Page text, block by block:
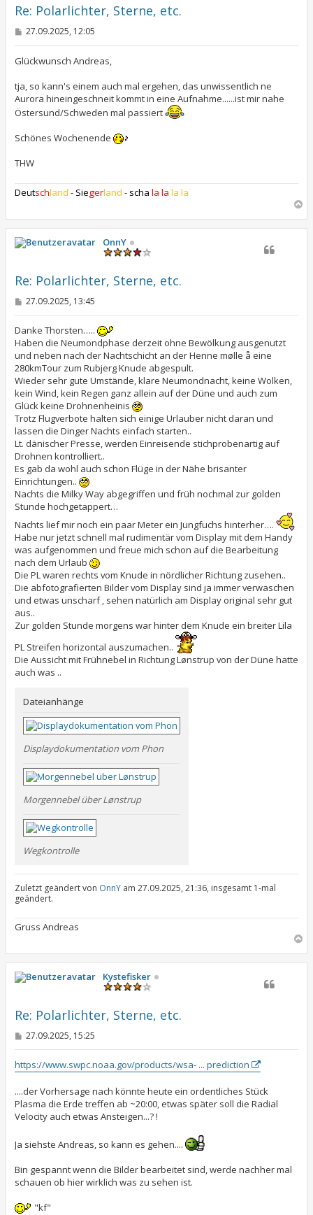
Re: Polarlichter, Sterne, etc.
B
i
t
g
27.09.2025, 12:05
Glückwunsch Andreas,
tja, so kann's einem auch mal ergehen, das unwissentlich ne
Aurora hineingeschneit kommt in eine Aufnahme......ist mir nahe
Östersund/Schweden mal passiert
Schönes Wochenende
THW
Deutschland - Siegerland - scha la la la la
c
OnnY
Re: Polarlichter, Sterne, etc.
B
t
r
a
g
27.09.2025, 13:45
Danke Thorsten…..
Haben die Neumondphase derzeit ohne Bewölkung ausgenutzt
und neben nach der Nachtschicht an der Henne mølle å eine
280kmTour zum Rubjerg Knude abgespult.
Wieder sehr gute Umstände, klare Neumondnacht, keine Wolken,
kein Wind, kein Regen ganz allein auf der Düne und auch zum
Glück keine Drohnenheinis
Trotz Flugverbote halten sich einige Urlauber nicht daran und
lassen die Dinger Nachts einfach starten..
Lt. dänischer Presse, werden Einreisende stichprobenartig auf
Drohnen kontrolliert..
Es gab da wohl auch schon Flüge in der Nähe brisanter
Einrichtungen..
Nachts die Milky Way abgegriffen und früh nochmal zur golden
Stunde hochgetappert…
Nachts lief mir noch ein paar Meter ein Jungfuchs hinterher….
Habe nur jetzt schnell mal rudimentär vom Display mit dem Handy
was aufgenommen und freue mich schon auf die Bearbeitung
nach dem Urlaub
Die PL waren rechts vom Knude in nördlicher Richtung zusehen..
Die abfotografierten Bilder vom Display sind ja immer verwaschen
und etwas unscharf , sehen natürlich am Display original sehr gut
aus..
Zur golden Stunde morgens war hinter dem Knude ein breiter Lila
PL Streifen horizontal auszumachen..
Die Aussicht mit Frühnebel in Richtung Lønstrup von der Düne hatte
auch was ..
Dateianhänge
Displaydokumentation vom Phon
Morgennebel über Lønstrup
Wegkontrolle
Zuletzt geändert von OnnY am 27.09.2025, 21:36, insgesamt 1-mal
geändert.
Gruss Andreas
c
Kystefisker
Re: Polarlichter, Sterne, etc.
B
t
r
g
27.09.2025, 15:25
https://www.swpc.noaa.gov/products/wsa- ... prediction
....der Vorhersage nach könnte heute ein ordentliches Stück
Plasma die Erde treffen ab ~20:00, etwas später soll die Radial
Velocity auch etwas Ansteigen...? !
Ja siehste Andreas, so kann es gehen....
Bin gespannt wenn die Bilder bearbeitet sind, werde nachher mal
schauen ob hier wirklich was zu sehen ist.
"kf"